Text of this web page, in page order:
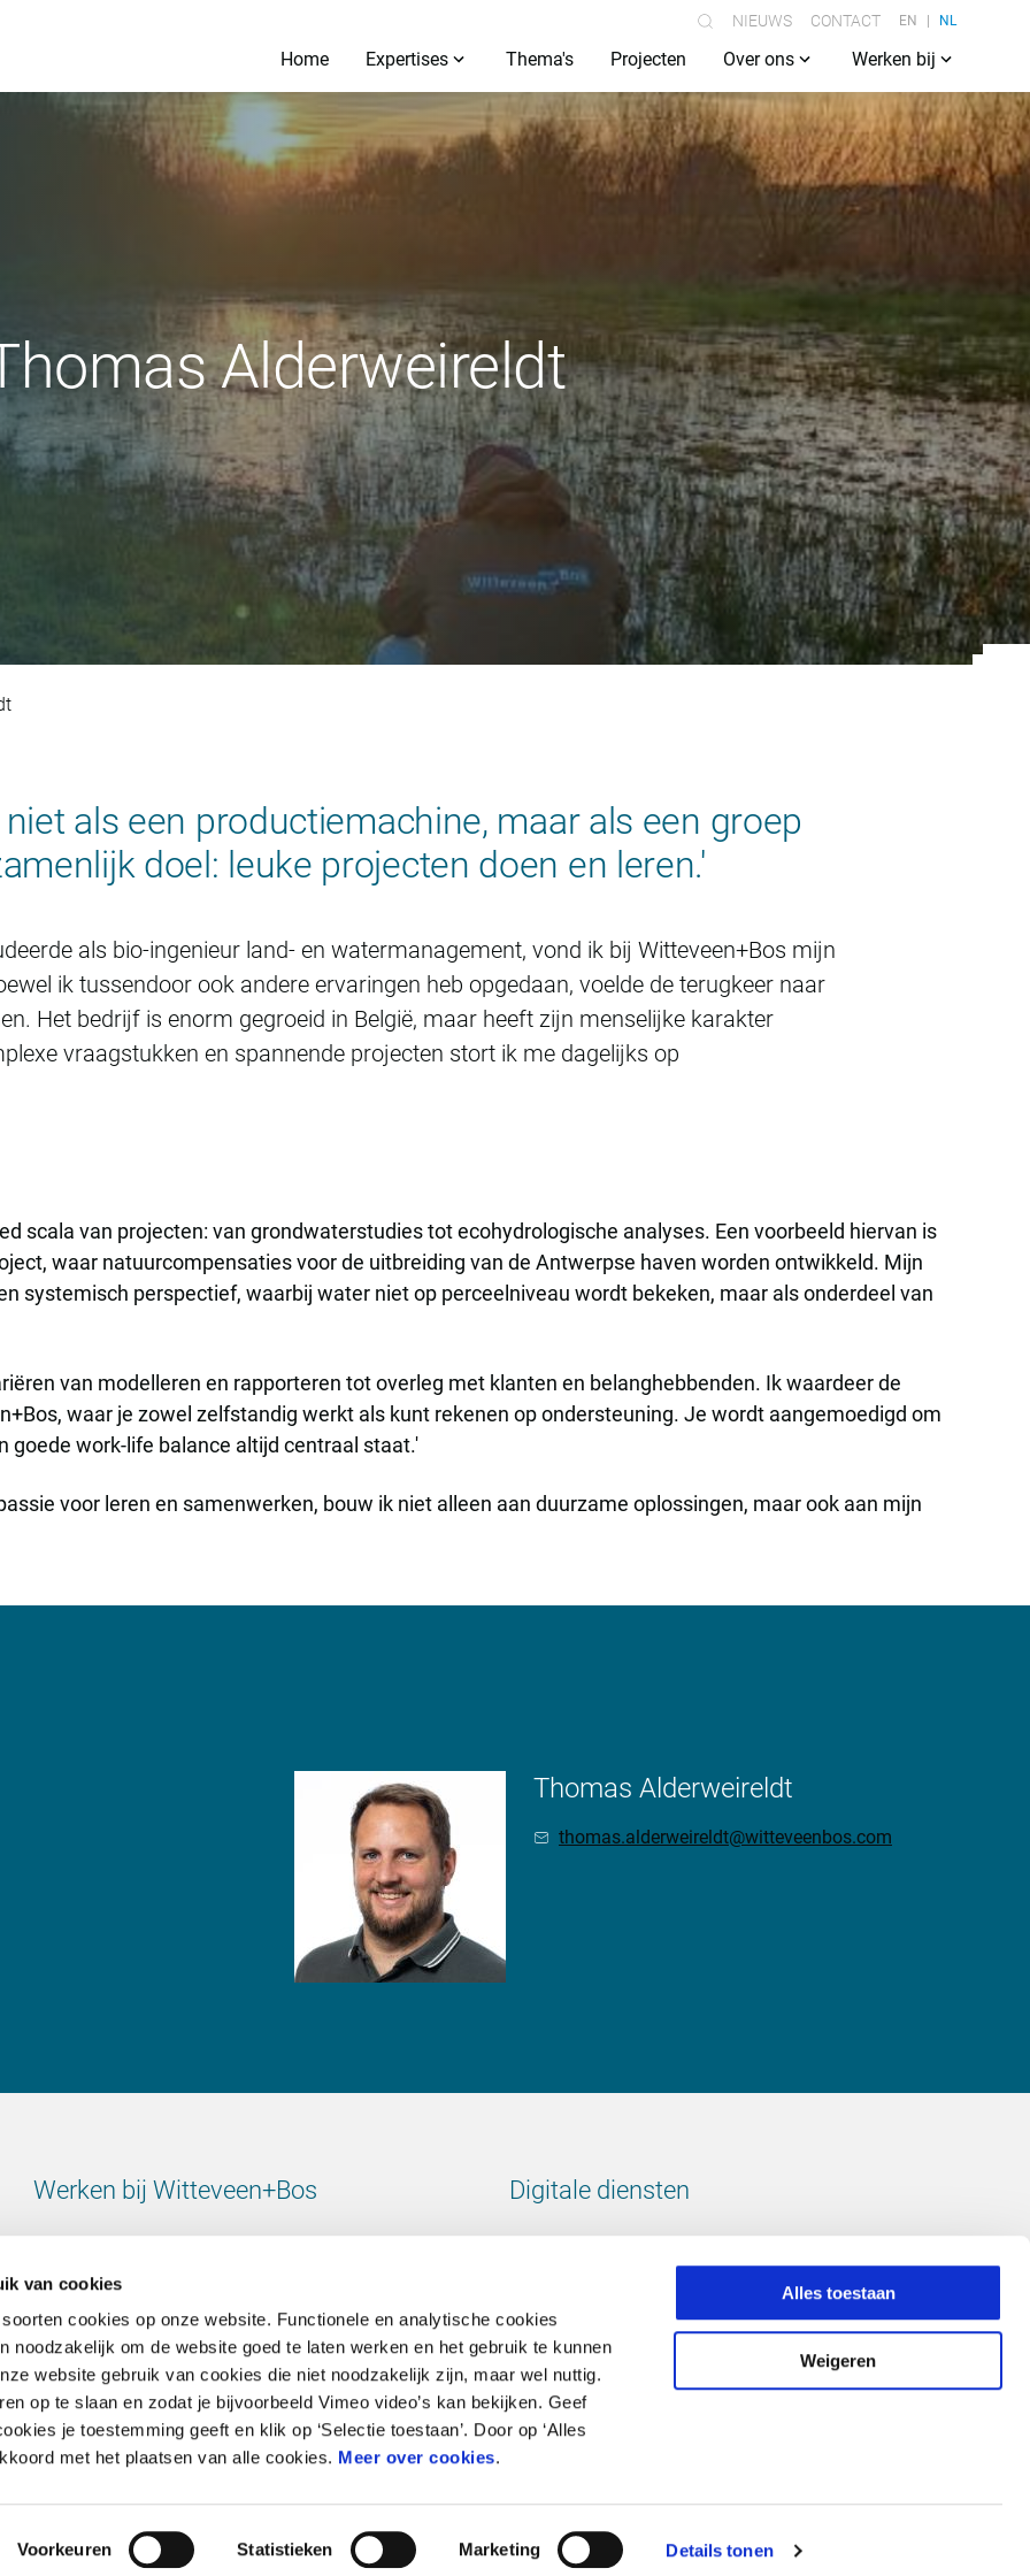
van cookies
cookies op onze website. Functionele en analytische cookies
noodzakelijk om de website goed te laten werken en het gebruik te kunnen
website gebruik van cookies die niet noodzakelijk zijn, maar wel nuttig.
op te slaan en zodat je bijvoorbeeld Vimeo video’s kan bekijken. Geef
je toestemming geeft en klik op ‘Selectie toestaan’. Door op ‘Alles
met het plaatsen van alle cookies. Meer over cookies.
Voorkeuren Statistieken Marketing Details tonen
Alles toestaan
Weigeren
NIEUWS CONTACT EN NL
Home Expertises Thema's Projecten Over ons Werken bij
Alderweireldt
Alderweireldt
als een productiemachine, maar als een groep
doel: leuke projecten doen en leren.'
als bio-ingenieur land- en watermanagement, vond ik bij Witteveen+Bos mijn
ik tussendoor ook andere ervaringen heb opgedaan, voelde de terugkeer naar
Het bedrijf is enorm gegroeid in België, maar heeft zijn menselijke karakter
vraagstukken en spannende projecten stort ik me dagelijks op
scala van projecten: van grondwaterstudies tot ecohydrologische analyses. Een voorbeeld hiervan is
waar natuurcompensaties voor de uitbreiding van de Antwerpse haven worden ontwikkeld. Mijn
systemisch perspectief, waarbij water niet op perceelniveau wordt bekeken, maar als onderdeel van
van modelleren en rapporteren tot overleg met klanten en belanghebbenden. Ik waardeer de
waar je zowel zelfstandig werkt als kunt rekenen op ondersteuning. Je wordt aangemoedigd om
goede work-life balance altijd centraal staat.'
voor leren en samenwerken, bouw ik niet alleen aan duurzame oplossingen, maar ook aan mijn
Thomas Alderweireldt
thomas.alderweireldt@witteveenbos.com
Werken bij Witteveen+Bos
Contact
Ga naar onze contactpagina
Digitale diensten
Volg ons
LinkedIn
Cookieverklaring